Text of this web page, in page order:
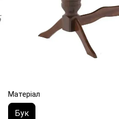
Матеріал
Бук